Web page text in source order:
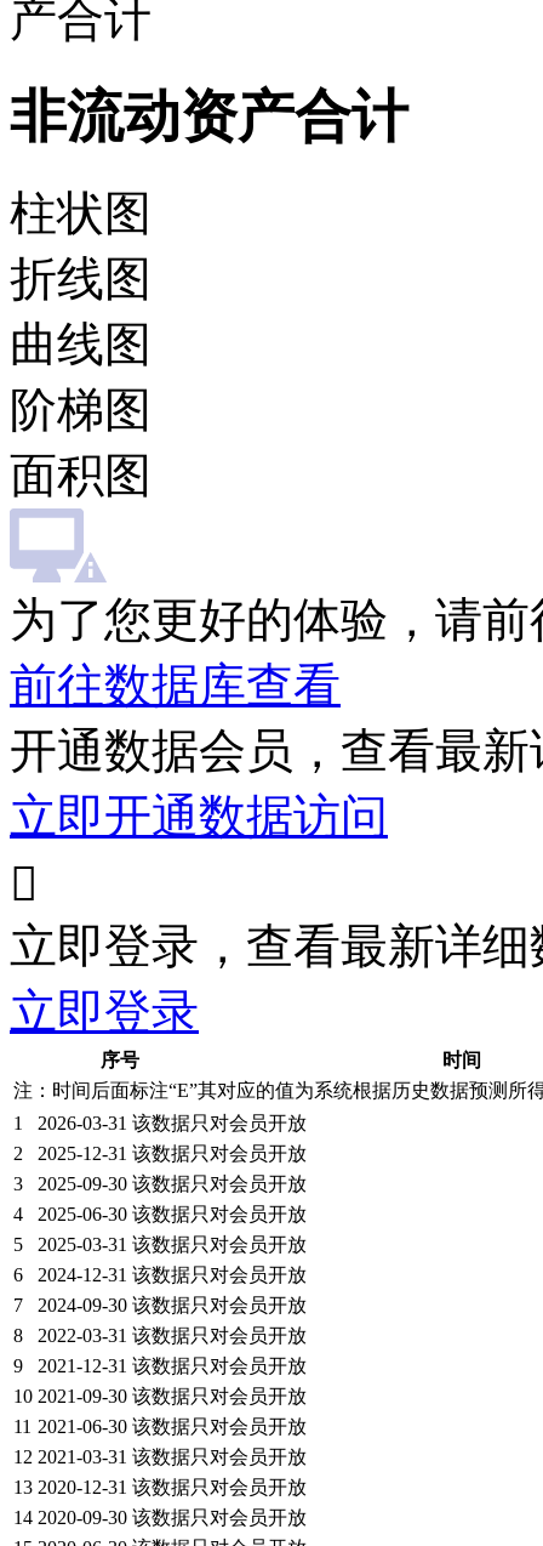
产合计
非流动资产合计
柱状图
折线图
曲线图
阶梯图
面积图
为了您更好的体验，请
前往数据库查看
开通数据会员，查看最
立即开通数据访问

立即登录，查看最新详细
立即登录
序号
时间
注：时间后面标注“E”其对应的值为系统根据历史数据预测所
1
2026-03-31 该数据只对会员开放
2
2025-12-31 该数据只对会员开放
3
2025-09-30 该数据只对会员开放
4
2025-06-30 该数据只对会员开放
5
2025-03-31 该数据只对会员开放
6
2024-12-31 该数据只对会员开放
7
2024-09-30 该数据只对会员开放
8
2022-03-31 该数据只对会员开放
9
2021-12-31 该数据只对会员开放
10 2021-09-30 该数据只对会员开放
11 2021-06-30 该数据只对会员开放
12 2021-03-31 该数据只对会员开放
13 2020-12-31 该数据只对会员开放
14 2020-09-30 该数据只对会员开放